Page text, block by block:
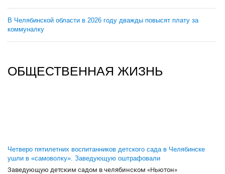
В Челябинской области в 2026 году дважды повысят плату за
коммуналку
ОБЩЕСТВЕННАЯ ЖИЗНЬ
Четверо пятилетних воспитанников детского сада в Челябинске
ушли в «самоволку». Заведующую оштрафовали
Заведующую детским садом в челябинском «Ньютон»